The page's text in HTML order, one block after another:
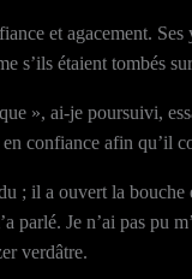
et agacement.
s’ils étaient tombés
», ai-je poursuivi,
confiance afin qu’il
; il a ouvert la
parlé. Je n’ai pas pu
verdâtre.